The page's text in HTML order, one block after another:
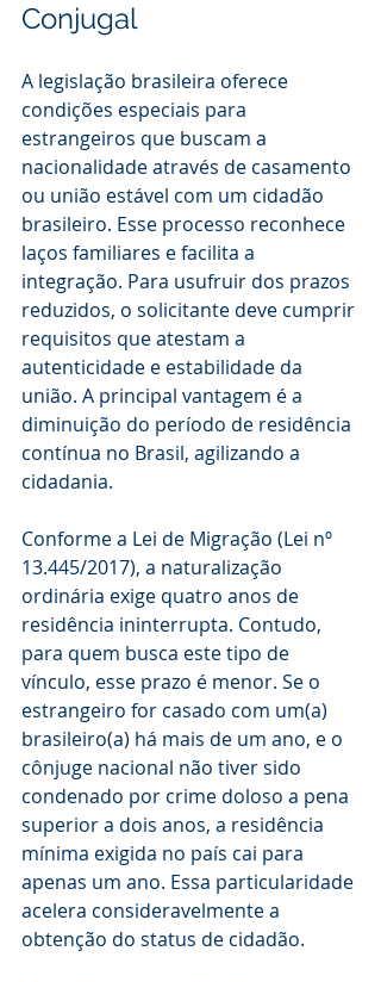
Conjugal
A legislação brasileira oferece
condições especiais para
estrangeiros que buscam a
nacionalidade através de casamento
ou união estável com um cidadão
brasileiro. Esse processo reconhece
laços familiares e facilita a
integração. Para usufruir dos prazos
reduzidos, o solicitante deve cumprir
requisitos que atestam a
autenticidade e estabilidade da
união. A principal vantagem é a
diminuição do período de residência
contínua no Brasil, agilizando a
cidadania.
Conforme a Lei de Migração (Lei nº
13.445/2017), a naturalização
ordinária exige quatro anos de
residência ininterrupta. Contudo,
para quem busca este tipo de
vínculo, esse prazo é menor. Se o
estrangeiro for casado com um(a)
brasileiro(a) há mais de um ano, e o
cônjuge nacional não tiver sido
condenado por crime doloso a pena
superior a dois anos, a residência
mínima exigida no país cai para
apenas um ano. Essa particularidade
acelera consideravelmente a
obtenção do status de cidadão.